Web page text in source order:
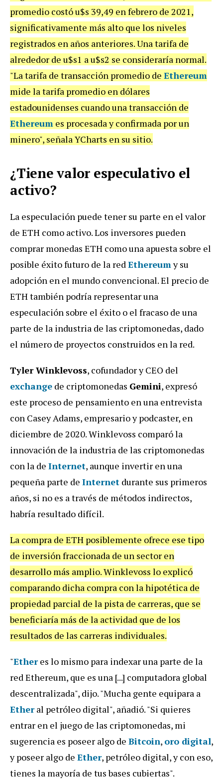
promedio costó u$s 39,49 en febrero de 2021,
significativamente más alto que los niveles
registrados en años anteriores. Una tarifa de
alrededor de u$s1 a u$s2 se consideraría normal.
"La tarifa de transacción promedio de Ethereum
mide la tarifa promedio en dólares
estadounidenses cuando una transacción de
Ethereum es procesada y confirmada por un
minero", señala YCharts en su sitio.
¿Tiene valor especulativo el
activo?
La especulación puede tener su parte en el valor
de ETH como activo. Los inversores pueden
comprar monedas ETH como una apuesta sobre el
posible éxito futuro de la redEthereumy su
adopción en el mundo convencional. El precio de
ETH también podría representar una
especulación sobre el éxito o el fracaso de una
parte de la industria de las criptomonedas, dado
el número de proyectos construidos en la red.
Tyler Winklevoss, cofundador y CEO del
exchange de criptomonedas Gemini, expresó
este proceso de pensamiento en una entrevista
con Casey Adams, empresario y podcaster, en
diciembre de 2020. Winklevoss comparó la
innovación de la industria de las criptomonedas
con la de Internet, aunque invertir en una
pequeña parte de Internet durante sus primeros
años, si no es a través de métodos indirectos,
habría resultado difícil.
La compra de ETH posiblemente ofrece ese tipo
de inversión fraccionada de un sector en
desarrollo más amplio. Winklevoss lo explicó
comparando dicha compra con la hipotética de
propiedad parcial de la pista de carreras, que se
beneficiaría más de la actividad que de los
resultados de las carreras individuales.
"Etheres lo mismo para indexar una parte de la
red Ethereum, que es una [...] computadora global
descentralizada", dijo. "Mucha gente equipara a
Etheral petróleo digital", añadió. "Si quieres
entrar en el juego de las criptomonedas, mi
sugerencia es poseer algo de Bitcoin, oro digital,
y poseer algo de Ether, petróleo digital, y con eso,
tienes la mayoría de tus bases cubiertas".